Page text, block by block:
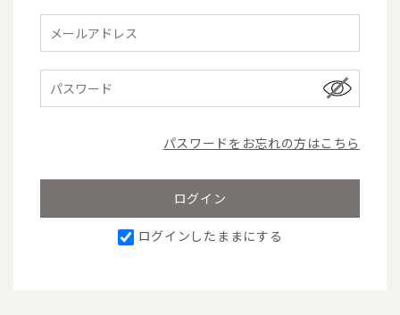
ログインしたままにする
パスワードをお忘れの方はこちら